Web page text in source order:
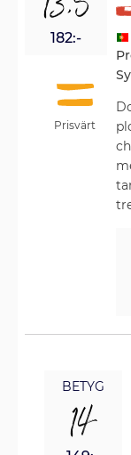
182:-
Prisvärt
BETYG
14